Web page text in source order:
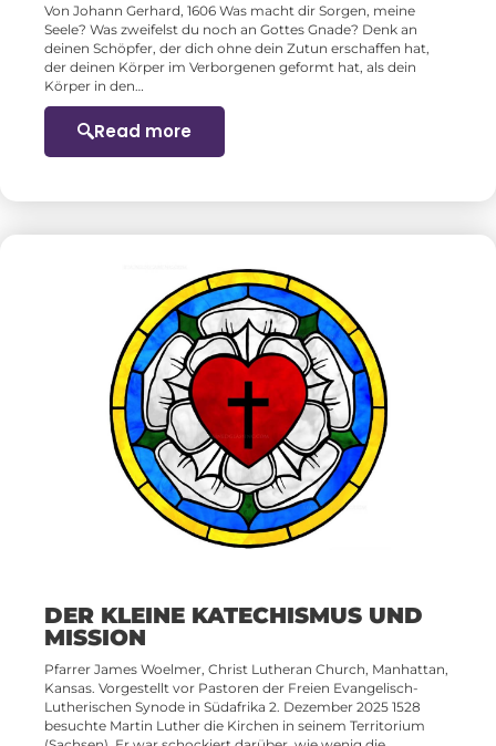
Von Johann Gerhard, 1606 Was macht dir Sorgen, meine
Seele? Was zweifelst du noch an Gottes Gnade? Denk an
deinen Schöpfer, der dich ohne dein Zutun erschaffen hat,
der deinen Körper im Verborgenen geformt hat, als dein
Körper in den…
Read more
DER KLEINE KATECHISMUS UND
MISSION
Pfarrer James Woelmer, Christ Lutheran Church, Manhattan,
Kansas. Vorgestellt vor Pastoren der Freien Evangelisch-
Lutherischen Synode in Südafrika 2. Dezember 2025 1528
besuchte Martin Luther die Kirchen in seinem Territorium